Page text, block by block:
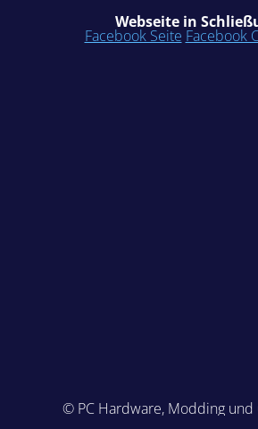
Webseite in
Facebook Seite Facebook
© PC Hardware, Modding und